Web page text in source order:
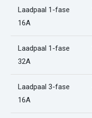
Laadpaal 1-fase
16A
Laadpaal 1-fase
32A
Laadpaal 3-fase
16A